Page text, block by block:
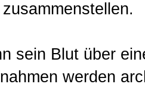
sein Blut über
werden